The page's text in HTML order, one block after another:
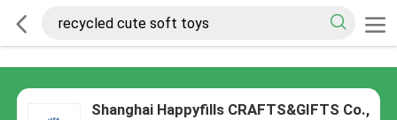
Shanghai Happyfills CRAFTS&GIFTS Co.,